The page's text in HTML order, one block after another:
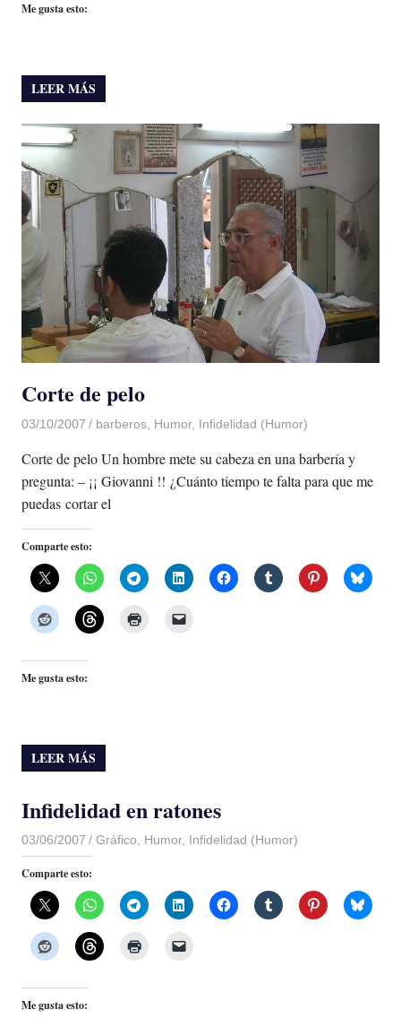
Me gusta esto:
LEER MÁS
Corte de pelo
03/10/2007 Luis Castellanos
barberos, Humor, Infidelidad (Humor)
Corte de pelo Un hombre mete su cabeza en una barbería y
pregunta: – ¡¡ Giovanni !! ¿Cuánto tiempo te falta para que me
puedas cortar el
Comparte esto:
Me gusta esto:
LEER MÁS
Infidelidad en ratones
03/06/2007 Luis Castellanos
Gráfico, Humor, Infidelidad (Humor)
Comparte esto:
Me gusta esto: